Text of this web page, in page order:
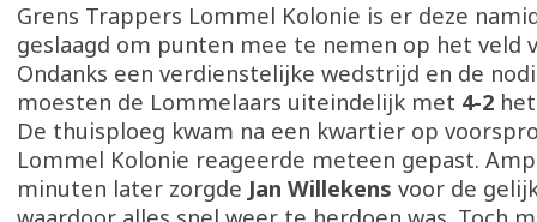
Grens Trappers Lommel Kolonie is er deze
geslaagd om punten mee te nemen op het veld
Ondanks een verdienstelijke wedstrijd en de
moesten de Lommelaars uiteindelijk met 4-2
De thuisploeg kwam na een kwartier op
Lommel Kolonie reageerde meteen gepast.
minuten later zorgde Jan Willekens voor de